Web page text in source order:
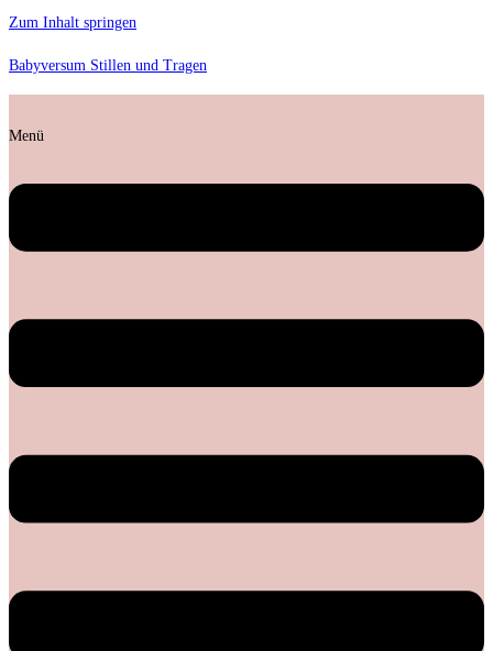
Zum Inhalt springen
Babyversum Stillen und Tragen
Menü